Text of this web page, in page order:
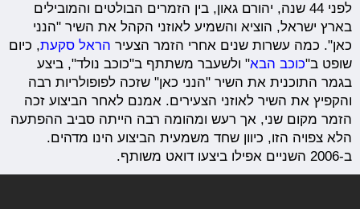
לפני 44 שנה, יהורם גאון, בין הזמרים הבולטים והמובילים
בארץ ישראל, הוציא והשמיע לאוזני הקהל את השיר "הנני
כאן". כמה עשרות שנים אחרי הזמר הצעיר הראל סקעת, כיום
שופט ב"כוכב הבא" ולשעבר משתתף ב"כוכב נולד", ביצע
בגמר התוכנית את השיר "הנני כאן" שזכה לפופולריות רבה
והקפיץ את השיר לאוזני הצעירים. אמנם לאחר הביצוע זכה
הזמר מקום שני, אך רעש ומהומה רבה הייתה סביב ההפתעה
הלא צפויה הזו, כיוון שחד משמעית הביצוע הינו מדהים.
ב-2006 השניים אפילו ביצעו דואט משותף.